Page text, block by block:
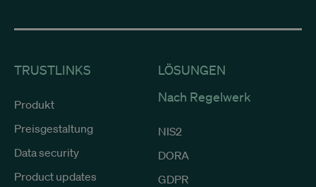
TRUSTLINKS
Produkt
Preisgestaltung
Data security
Product updates
LÖSUNGEN
Nach Regelwerk
NIS2
DORA
GDPR